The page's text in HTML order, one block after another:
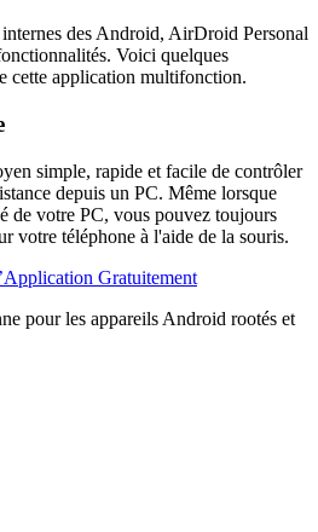
des Android, AirDroid Personal
Voici quelques
cette application multifonction.
simple, rapide et facile de contrôler
depuis un PC. Même lorsque
de votre PC, vous pouvez toujours
votre téléphone à l'aide de la souris.
Gratuitement
pour les appareils Android rootés et